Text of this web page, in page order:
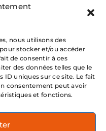
nous utilisons des
stocker et/ou accéder
de consentir à ces
des données telles que le
uniques sur ce site. Le fait
consentement peut avoir
et fonctions.